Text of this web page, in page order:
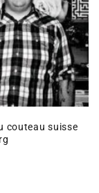
couteau suisse